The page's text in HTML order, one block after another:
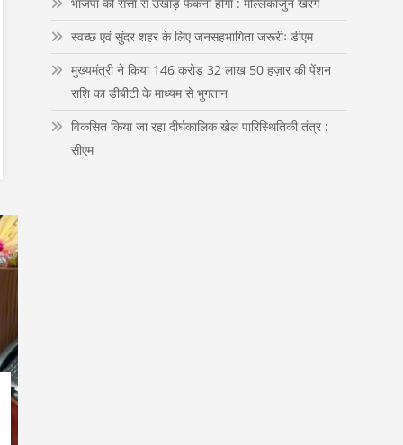
n
स्वच्छ एवं सुंदर शहर के लिए जनसहभागिता जरूरीः डीएम
मुख्यमंत्री ने किया 146 करोड़ 32 लाख 50 हज़ार की पेंशन
राशि का डीबीटी के माध्यम से भुगतान
विकसित किया जा रहा दीर्घकालिक खेल पारिस्थितिकी तंत्र :
सीएम